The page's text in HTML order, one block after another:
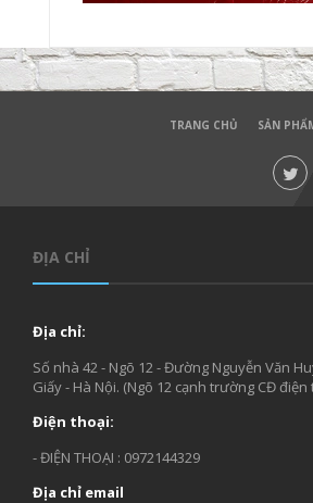
TRANG CHỦ SẢN
ĐỊA CHỈ
Địa chỉ:
Số nhà 42 - Ngõ 12 - Đường Nguyễn Văn
Giấy - Hà Nội. (Ngõ 12 cạnh trường CĐ điện
Điện thoại:
- ĐIỆN THOẠI : 0972144329
Địa chỉ email